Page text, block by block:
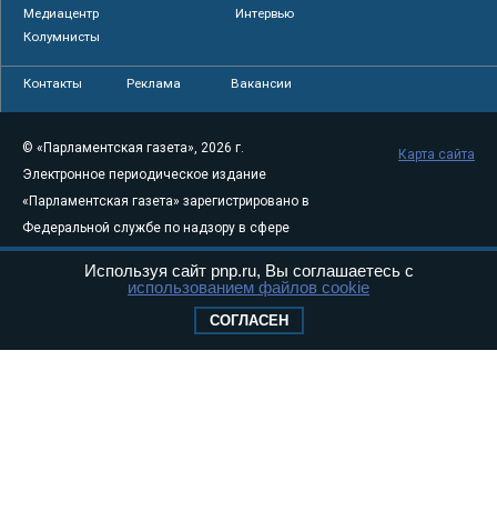
Медиацентр
Интервью
Колумнисты
Контакты Реклама Вакансии
© «Парламентская газета», 2026 г.
Электронное периодическое издание
«Парламентская газета» зарегистрировано в
Федеральной службе по надзору в сфере
связи, информационных технологий и
массовых коммуникаций (Роскомнадзор) 05
Свидетельство о регистрации Эл № ФС77-
Карта сайта
Используя сайт pnp.ru, Вы соглашаетесь с
использованием файлов cookie
СОГЛАСЕН